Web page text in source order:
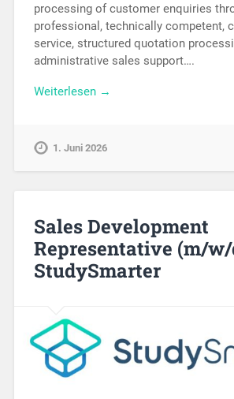
processing of customer enquiries
professional, technically competent,
service, structured quotation
administrative sales support….
Weiterlesen →
1. Juni 2026
Sales Development
Representative (m/w/
StudySmarter